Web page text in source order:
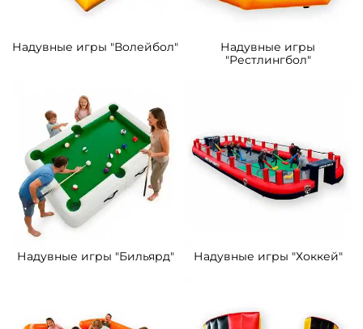
Надувные игры "Волейбол"
Надувные игры
"Рестлингбол"
Надувные игры "Бильярд" Надувные игры "Хоккей"